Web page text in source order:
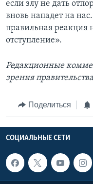
если злу не дать
вновь нападет на
правильная реакция
отступление».
Редакционные
зрения
Поделиться
СОЦИАЛЬНЫЕ СЕТИ